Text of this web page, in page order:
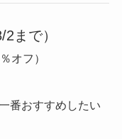
まで）
オフ）
番おすすめしたい